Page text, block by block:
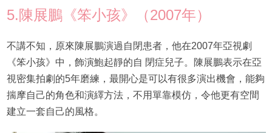
5.陳展鵬《笨小孩》（2007年）
不講不知，原來陳展鵬演過自閉患者，他在2007年亞視劇
《笨小孩》中，飾演鮑起靜的自 閉症兒子。陳展鵬表示在亞
視密集拍劇的5年磨練，最開心是可以有很多演出機會，能夠
揣摩自己的角色和演繹方法，不用單靠模仿，令他更有空間
建立一套自己的風格。